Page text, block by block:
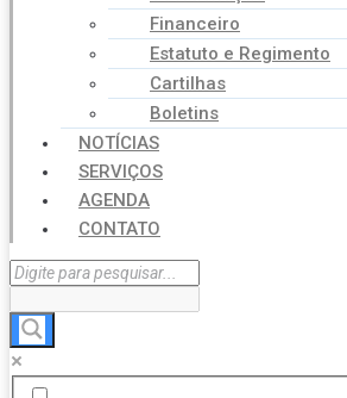
Financeiro
Estatuto e Regimento
Cartilhas
Boletins
NOTÍCIAS
SERVIÇOS
AGENDA
CONTATO